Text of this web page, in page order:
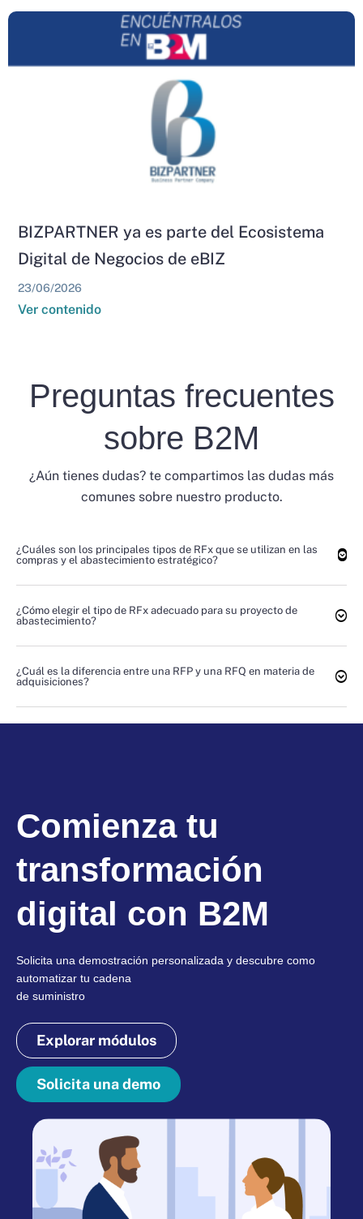
BIZPARTNER ya es parte del Ecosistema
Digital de Negocios de eBIZ
23/06/2026
Ver contenido
Preguntas frecuentes
sobre B2M
¿Aún tienes dudas? te compartimos las dudas más
comunes sobre nuestro producto.
¿Cuáles son los principales tipos de RFx que se utilizan en las
compras y el abastecimiento estratégico?
¿Cómo elegir el tipo de RFx adecuado para su proyecto de
abastecimiento?
¿Cuál es la diferencia entre una RFP y una RFQ en materia de
adquisiciones?
Comienza tu
transformación
digital con B2M
Solicita una demostración personalizada y descubre como
automatizar tu cadena
de suministro
Explorar módulos
Solicita una demo